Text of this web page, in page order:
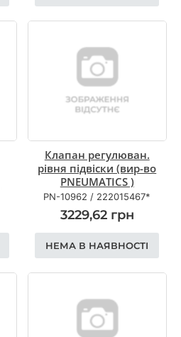
Клапан регулюван.
рівня підвіски (вир-во
PNEUMATICS )
PN-10962 / 222015467*
3229,62 грн
НЕМА В НАЯВНОСТІ